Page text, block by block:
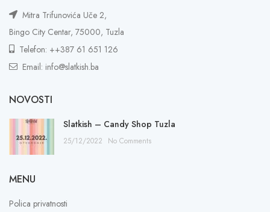
Mitra Trifunovića Uče 2,
Bingo City Centar, 75000, Tuzla
Telefon: ++387 61 651 126
Email: info@slatkish.ba
NOVOSTI
Slatkish – Candy Shop Tuzla
25/12/2022 No Comments
MENU
Polica privatnosti